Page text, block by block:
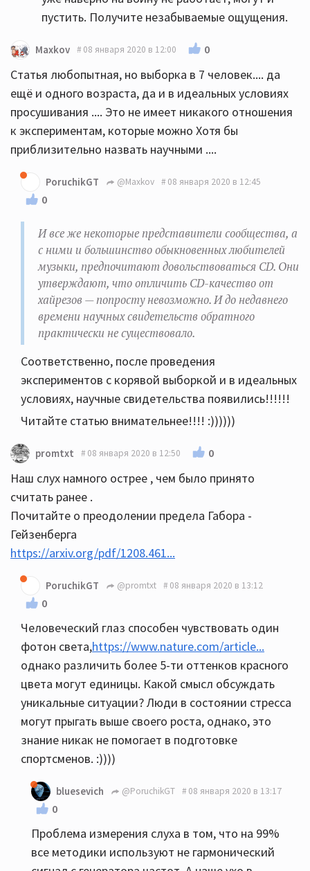
пустить. Получите незабываемые ощущения.
Maxkov 08 января 2020 в 12:00 0
Статья любопытная, но выборка в 7 человек.... да
ещё и одного возраста, да и в идеальных условиях
просушивания .... Это не имеет никакого отношения
к экспериментам, которые можно Хотя бы
приблизительно назвать научными ....
PoruchikGT @Maxkov 08 января 2020 в 12:45
0
И все же некоторые представители сообщества, а
с ними и большинство обыкновенных любителей
музыки, предпочитают довольствоваться CD. Они
утверждают, что отличить CD-качество от
хайрезов — попросту невозможно. И до недавнего
времени научных свидетельств обратного
практически не существовало.
Соответственно, после проведения
экспериментов с корявой выборкой и в идеальных
условиях, научные свидетельства появились!!!!!!
Читайте статью внимательнее!!!! :))))))
promtxt 08 января 2020 в 12:50 0
Наш слух намного острее , чем было принято
считать ранее .
Почитайте о преодолении предела Габора -
Гейзенберга
https://arxiv.org/pdf/1208.461...
PoruchikGT @promtxt 08 января 2020 в 13:12
0
Человеческий глаз способен чувствовать один
фотон света,https://www.nature.com/article...
однако различить более 5-ти оттенков красного
цвета могут единицы. Какой смысл обсуждать
уникальные ситуации? Люди в состоянии стресса
могут прыгать выше своего роста, однако, это
знание никак не помогает в подготовке
спортсменов. :))))
bluesevich @PoruchikGT 08 января 2020 в 13:17
0
Проблема измерения слуха в том, что на 99%
все методики используют не гармонический